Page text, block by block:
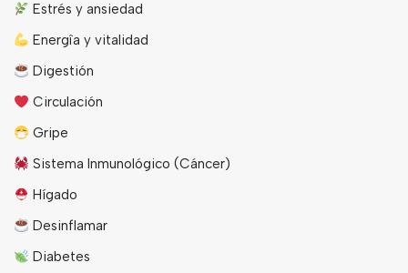
Estrés y ansiedad
Energîa y vitalidad
Digestión
Circulación
Gripe
Sistema Inmunológico (Cáncer)
Hígado
Desinflamar
Diabetes